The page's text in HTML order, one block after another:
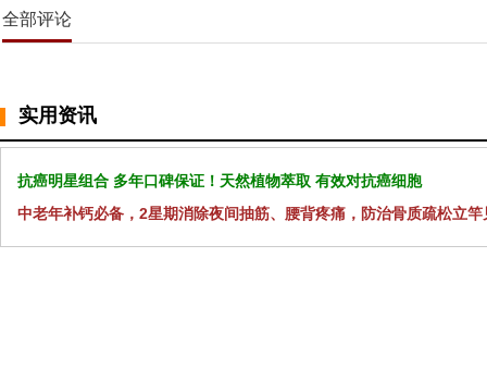
全部评论
实用资讯
抗癌明星组合 多年口碑保证！天然植物萃取 有效对抗癌细胞
中老年补钙必备，2星期消除夜间抽筋、腰背疼痛，防治骨质疏松立竿